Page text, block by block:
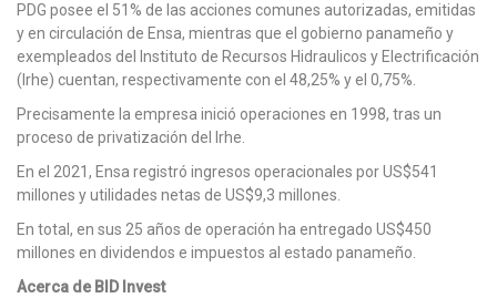
PDG posee el 51% de las acciones comunes autorizadas, emitidas
y en circulación de Ensa, mientras que el gobierno panameño y
exempleados del Instituto de Recursos Hidraulicos y Electrificación
(Irhe) cuentan, respectivamente con el 48,25% y el 0,75%.
Precisamente la empresa inició operaciones en 1998, tras un
proceso de privatización del Irhe.
En el 2021, Ensa registró ingresos operacionales por US$541
millones y utilidades netas de US$9,3 millones.
En total, en sus 25 años de operación ha entregado US$450
millones en dividendos e impuestos al estado panameño.
Acerca de BID Invest